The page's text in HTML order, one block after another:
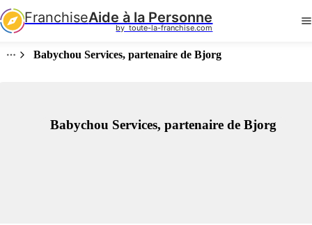
FranchiseAide à la Personne
by  toute-la-franchise.com
Babychou Services, partenaire de Bjorg
Babychou Services, partenaire de Bjorg